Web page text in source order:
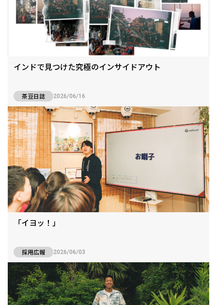
インドで見つけた究極のインサイドアウト
茶豆日誌 2026/06/16
「イヨッ！」
採用広報 2026/06/03